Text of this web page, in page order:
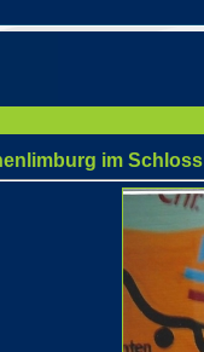
im Schloss